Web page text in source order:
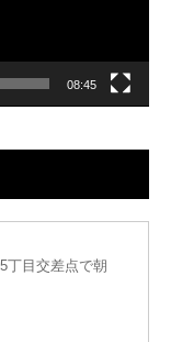
08:45
丁目交差点で朝